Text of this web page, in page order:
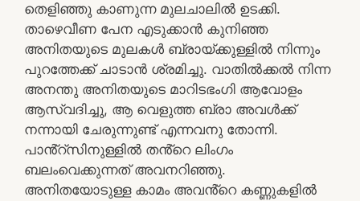
തെളിഞ്ഞു കാണുന്ന മുലചാലിൽ ഉടക്കി.
താഴെവീണ പേന എടുക്കാൻ കുനിഞ്ഞ
അനിതയുടെ മുലകൾ ബ്രായ്ക്കുള്ളിൽ നിന്നും
പുറത്തേക്ക് ചാടാൻ ശ്രമിച്ചു. വാതിൽക്കൽ നിന്ന
അനന്തു അനിതയുടെ മാറിടഭംഗി ആവോളം
ആസ്വദിച്ചു, ആ വെളുത്ത ബ്രാ അവൾക്ക്
നന്നായി ചേരുന്നുണ്ട് എന്നവനു തോന്നി.
പാൻ്റ്‌സിനുള്ളിൽ തൻ്റെ ലിംഗം
ബലംവെക്കുന്നത് അവനറിഞ്ഞു.
അനിതയോടുള്ള കാമം അവൻ്റെ കണ്ണുകളിൽ